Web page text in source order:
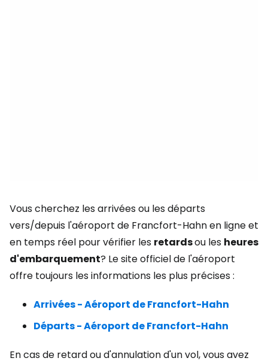
Vous cherchez les arrivées ou les départs
vers/depuis l'aéroport de Francfort-Hahn en ligne et
en temps réel pour vérifier les retardsou les heures
d'embarquement? Le site officiel de l'aéroport
offre toujours les informations les plus précises :
Arrivées - Aéroport de Francfort-Hahn
Départs - Aéroport de Francfort-Hahn
En cas de retard ou d'annulation d'un vol, vous avez